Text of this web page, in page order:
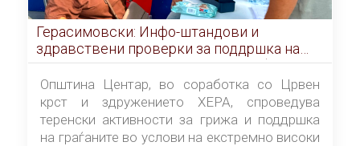
Герасимовски: Инфо-штандови и
здравствени проверки за поддршка на
граѓаните во услови на топлотен бран
Општина Центар, во соработка со Црвен
крст и здружението ХЕРА, спроведува
теренски активности за грижа и поддршка
на граѓаните во услови на екстремно високи